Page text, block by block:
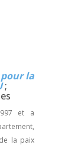
la
;
et a
la paix